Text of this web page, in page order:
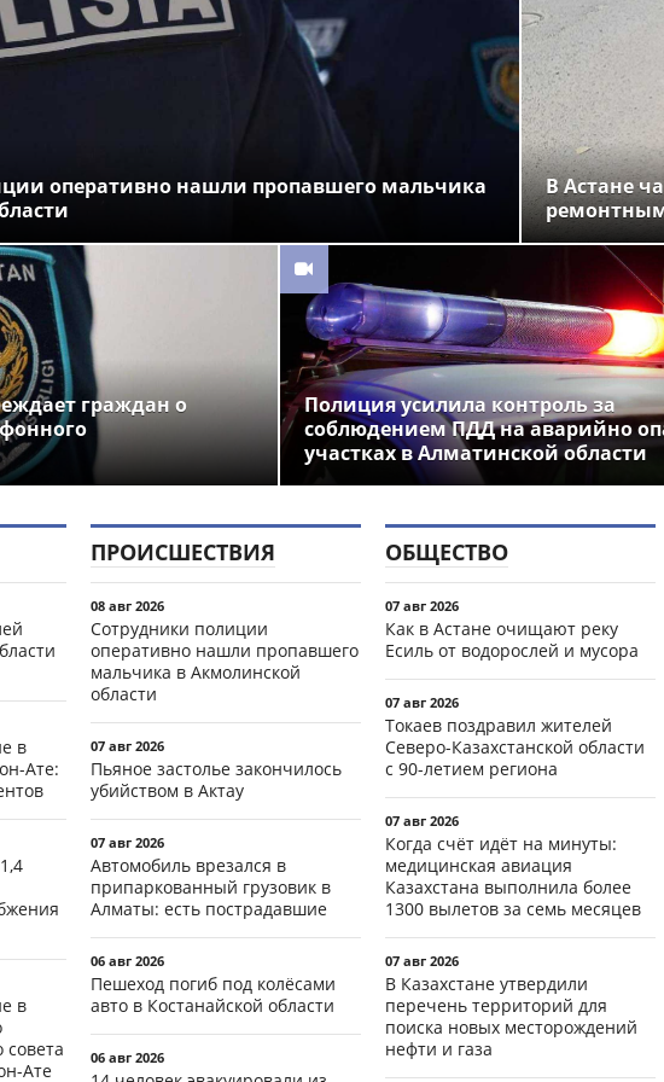
оперативно нашли пропавшего мальчика
В Астане
граждан о
Полиция усилила контроль за
соблюдением ПДД на аварийно
участках в Алматинской области
в
Ате:
в
совета
Ате
ПРОИСШЕСТВИЯ
08 авг 2026
Сотрудники полиции
оперативно нашли пропавшего
мальчика в Акмолинской
области
07 авг 2026
Пьяное застолье закончилось
убийством в Актау
07 авг 2026
Автомобиль врезался в
припаркованный грузовик в
Алматы: есть пострадавшие
06 авг 2026
Пешеход погиб под колёсами
авто в Костанайской области
06 авг 2026
ОБЩЕСТВО
07 авг 2026
Как в Астане очищают реку
Есиль от водорослей и мусора
07 авг 2026
Токаев поздравил жителей
Северо-Казахстанской области
с 90-летием региона
07 авг 2026
Когда счёт идёт на минуты:
медицинская авиация
Казахстана выполнила более
1300 вылетов за семь месяцев
07 авг 2026
В Казахстане утвердили
перечень территорий для
поиска новых месторождений
нефти и газа